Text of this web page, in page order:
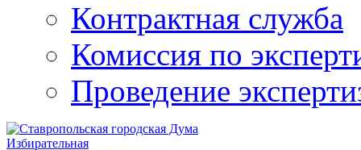
Контрактная служба
Комиссия по
Проведение
Избирательная